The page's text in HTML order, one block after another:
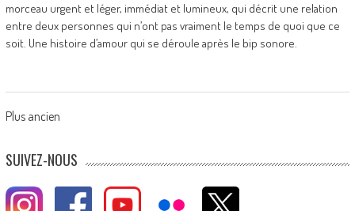
morceau urgent et léger, immédiat et lumineux, qui décrit une relation
entre deux personnes qui n’ont pas vraiment le temps de quoi que ce
soit. Une histoire d’amour qui se déroule après le bip sonore.
Posts
navigation
Plus ancien
SUIVEZ-NOUS